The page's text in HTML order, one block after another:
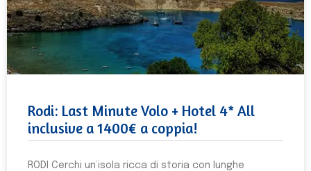
Rodi: Last Minute Volo + Hotel 4* All
inclusive a 1400€ a coppia!
RODI Cerchi un’isola ricca di storia con lunghe